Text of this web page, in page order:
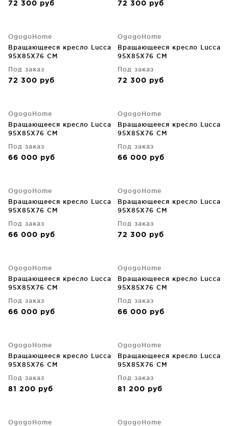
72 300 руб 72 300 руб
OgogoHome
Вращающееся кресло Lucca
95X85X76 CM
Под заказ
72 300 руб
OgogoHome
Вращающееся кресло Lucca
95X85X76 CM
Под заказ
72 300 руб
OgogoHome
Вращающееся кресло Lucca
95X85X76 CM
Под заказ
66 000 руб
OgogoHome
Вращающееся кресло Lucca
95X85X76 CM
Под заказ
66 000 руб
OgogoHome
Вращающееся кресло Lucca
95X85X76 CM
Под заказ
66 000 руб
OgogoHome
Вращающееся кресло Lucca
95X85X76 CM
Под заказ
72 300 руб
OgogoHome
Вращающееся кресло Lucca
95X85X76 CM
Под заказ
66 000 руб
OgogoHome
Вращающееся кресло Lucca
95X85X76 CM
Под заказ
66 000 руб
OgogoHome
Вращающееся кресло Lucca
95X85X76 CM
Под заказ
81 200 руб
OgogoHome
Вращающееся кресло Lucca
95X85X76 CM
Под заказ
81 200 руб
OgogoHome
OgogoHome